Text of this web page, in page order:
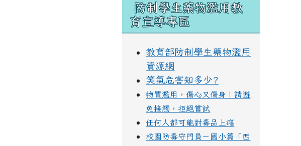
防制學生藥物濫用教
育宣導專區
教育部防制學生藥物濫用
資源網
笑氣危害知多少?
物質濫用，傷心又傷身！請避
免接觸，拒絕嘗試
任何人都可能對毒品上癮
校園防毒守門員－國小篇「西